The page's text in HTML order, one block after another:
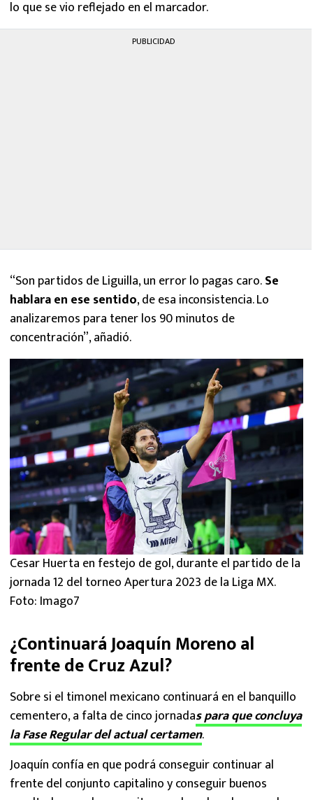
lo que se vio reflejado en el marcador.
PUBLICIDAD
“Son partidos de Liguilla, un error lo pagas caro.Se
hablara en ese sentido, de esa inconsistencia. Lo
analizaremos para tener los 90 minutos de
concentración”, añadió.
Cesar Huerta en festejo de gol, durante el partido de la
jornada 12 del torneo Apertura 2023 de la Liga MX.
Foto: Imago7
¿Continuará Joaquín Moreno al
frente de Cruz Azul?
Sobre si el timonel mexicano continuará en el banquillo
cementero, a falta de cinco jornadas para que concluya
la Fase Regular del actual certamen.
Joaquín confía en que podrá conseguir continuar al
frente del conjunto capitalino y conseguir buenos